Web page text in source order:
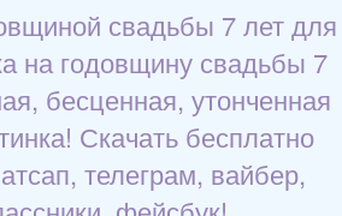
свадьбы 7 лет для
на годовщину свадьбы 7
бесценная, утонченная
Скачать бесплатно
телеграм, вайбер,